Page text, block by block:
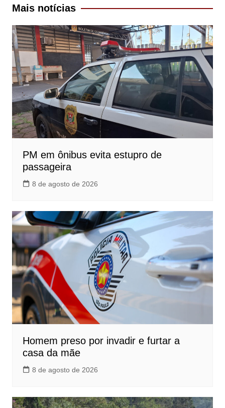
Post
Mais notícias
PM em ônibus evita estupro de
passageira
8 de agosto de 2026
Homem preso por invadir e furtar a
casa da mãe
8 de agosto de 2026